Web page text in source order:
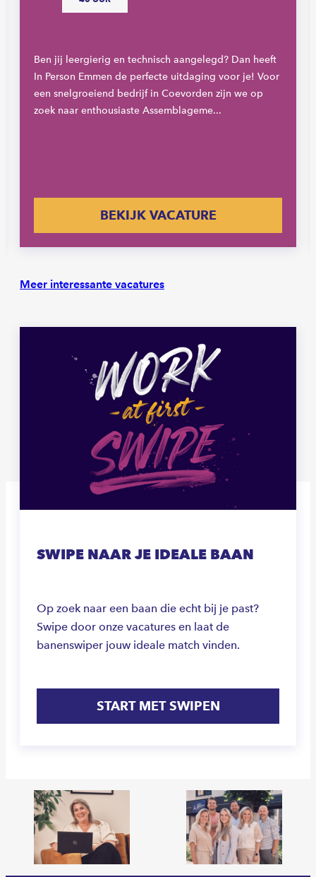
Ben jij leergierig en technisch aangelegd? Dan heeft
In Person Emmen de perfecte uitdaging voor je! Voor
een snelgroeiend bedrijf in Coevorden zijn we op
zoek naar enthousiaste Assemblageme...
BEKIJK VACATURE
Meer interessante vacatures
SWIPE NAAR JE IDEALE BAAN
Op zoek naar een baan die echt bij je past?
Swipe door onze vacatures en laat de
banenswiper jouw ideale match vinden.
START MET SWIPEN